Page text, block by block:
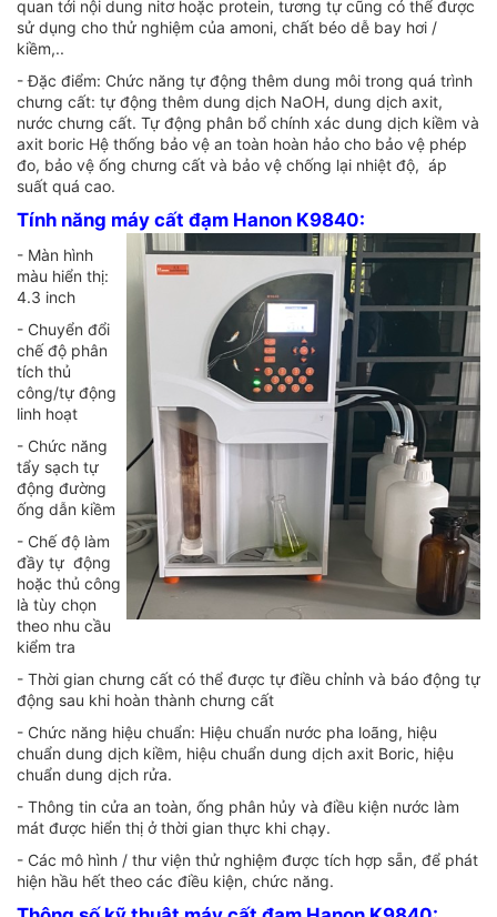
quan tới nội dung nitơ hoặc protein, tương tự cũng có thể được
sử dụng cho thử nghiệm của amoni, chất béo dễ bay hơi /
kiềm,..
- Đặc điểm: Chức năng tự động thêm dung môi trong quá trình
chưng cất: tự động thêm dung dịch NaOH, dung dịch axit,
nước chưng cất. Tự động phân bổ chính xác dung dịch kiềm và
axit boric Hệ thống bảo vệ an toàn hoàn hảo cho bảo vệ phép
đo, bảo vệ ống chưng cất và bảo vệ chống lại nhiệt độ, áp
suất quá cao.
Tính năng máy cất đạm Hanon K9840:
- Màn hình
màu hiển thị:
4.3 inch
- Chuyển đổi
chế độ phân
tích thủ
công/tự động
linh hoạt
- Chức năng
tẩy sạch tự
động đường
ống dẫn kiềm
- Chế độ làm
đầy tự động
hoặc thủ công
là tùy chọn
theo nhu cầu
kiểm tra
- Thời gian chưng cất có thể được tự điều chỉnh và báo động tự
động sau khi hoàn thành chưng cất
- Chức năng hiệu chuẩn: Hiệu chuẩn nước pha loãng, hiệu
chuẩn dung dịch kiềm, hiệu chuẩn dung dịch axit Boric, hiệu
chuẩn dung dịch rửa.
- Thông tin cửa an toàn, ống phân hủy và điều kiện nước làm
mát được hiển thị ở thời gian thực khi chạy.
- Các mô hình / thư viện thử nghiệm được tích hợp sẵn, để phát
hiện hầu hết theo các điều kiện, chức năng.